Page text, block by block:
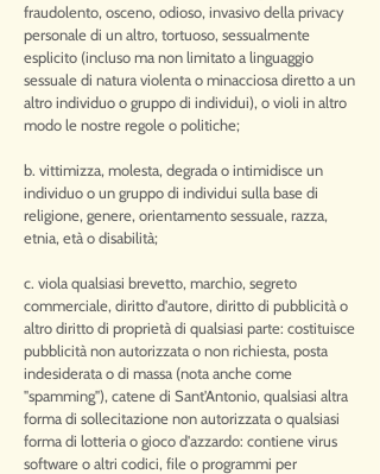
fraudolento, osceno, odioso, invasivo della privacy
personale di un altro, tortuoso, sessualmente
esplicito (incluso ma non limitato a linguaggio
sessuale di natura violenta o minacciosa diretto a un
altro individuo o gruppo di individui), o violi in altro
modo le nostre regole o politiche;
b. vittimizza, molesta, degrada o intimidisce un
individuo o un gruppo di individui sulla base di
religione, genere, orientamento sessuale, razza,
etnia, età o disabilità;
c. viola qualsiasi brevetto, marchio, segreto
commerciale, diritto d'autore, diritto di pubblicità o
altro diritto di proprietà di qualsiasi parte: costituisce
pubblicità non autorizzata o non richiesta, posta
indesiderata o di massa (nota anche come
"spamming"), catene di Sant'Antonio, qualsiasi altra
forma di sollecitazione non autorizzata o qualsiasi
forma di lotteria o gioco d'azzardo: contiene virus
software o altri codici, file o programmi per